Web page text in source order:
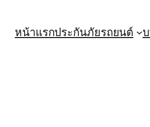
หน้าแรกประกันภัยรถยนต์